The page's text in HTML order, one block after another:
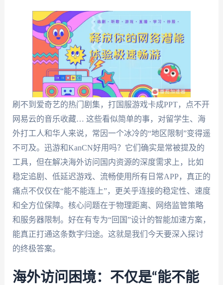
刷不到爱奇艺的热门剧集，打国服游戏卡成PPT，点不开
网易云的音乐收藏… 这些看似简单的事，对留学生、海
外打工人和华人来说，常因一个冰冷的“地区限制”变得遥
不可及。迅游和KanCN好用吗？它们确实是常被提及的
工具，但在解决海外访问国内资源的深度需求上，比如
稳定追剧、低延迟游戏、流畅使用所有日常APP，真正的
痛点不仅仅在“能不能连上”，更关乎连接的稳定性、速度
和全方位保障。核心问题在于物理距离、网络监管策略
和服务器限制。好在有专为“回国”设计的智能加速方案，
能真正打通这条数字归途。这就是我们今天要深入探讨
的终极答案。
海外访问困境：不仅是“能不能